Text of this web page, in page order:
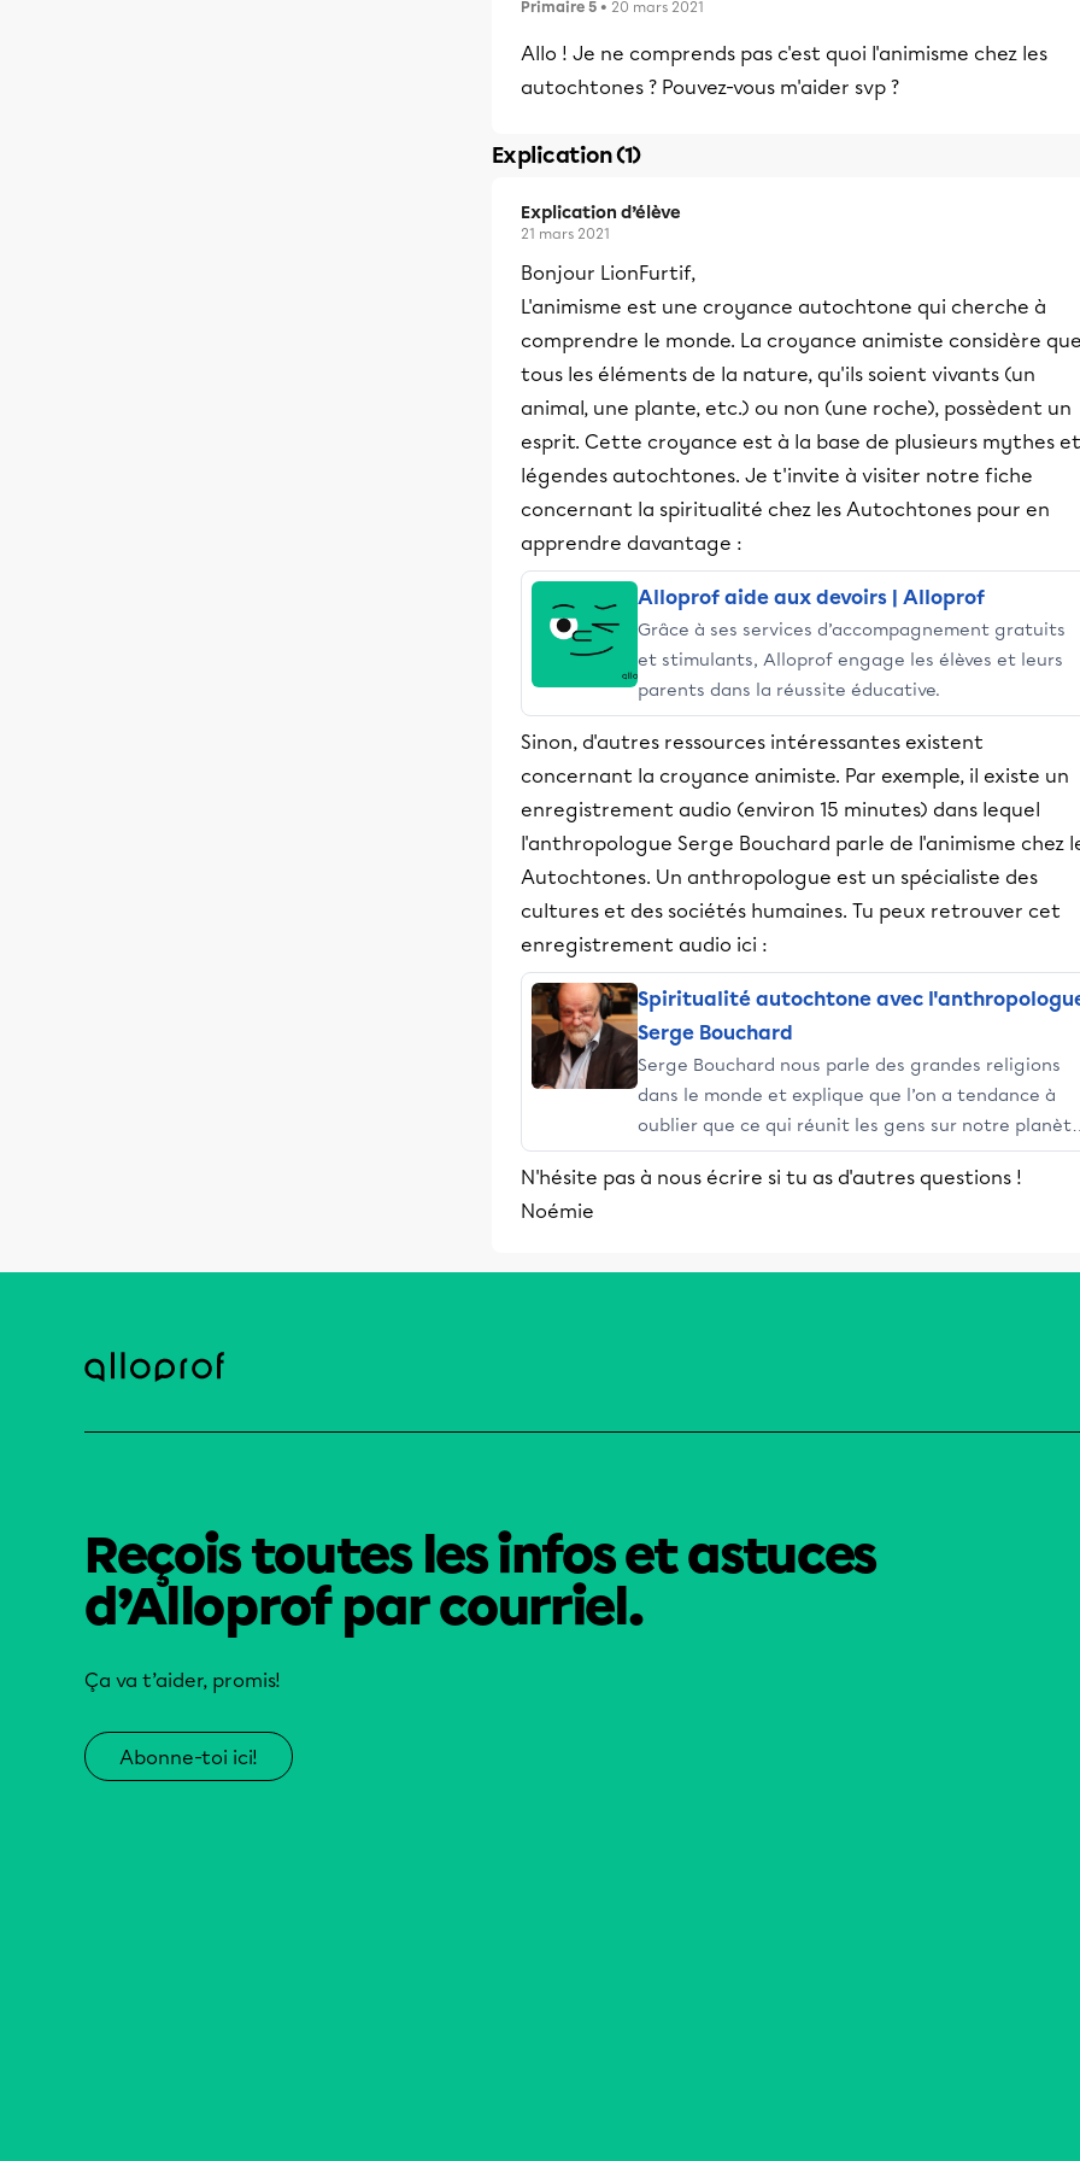
Primaire 5 • 20 mars 2021
Allo ! Je ne comprends pas c'est quoi l'animisme chez les
autochtones ? Pouvez-vous m'aider svp ?
Explication (1)
Explication d’élève
21 mars 2021
Bonjour LionFurtif,
L'animisme est une croyance autochtone qui cherche à
comprendre le monde. La croyance animiste considère
tous les éléments de la nature, qu'ils soient vivants (un
animal, une plante, etc.) ou non (une roche), possèdent un
esprit. Cette croyance est à la base de plusieurs mythes et
légendes autochtones. Je t'invite à visiter notre fiche
concernant la spiritualité chez les Autochtones pour en
apprendre davantage :
Alloprof aide aux devoirs | Alloprof
Grâce à ses services d’accompagnement gratuits
et stimulants, Alloprof engage les élèves et leurs
parents dans la réussite éducative.
Sinon, d'autres ressources intéressantes existent
concernant la croyance animiste. Par exemple, il existe un
enregistrement audio (environ 15 minutes) dans lequel
l'anthropologue Serge Bouchard parle de l'animisme chez
Autochtones. Un anthropologue est un spécialiste des
cultures et des sociétés humaines. Tu peux retrouver cet
enregistrement audio ici :
Spiritualité autochtone avec
Serge Bouchard
Serge Bouchard nous parle des grandes religions
dans le monde et explique que l’on a tendance à
oublier que ce qui réunit les gens sur notre
c’est l’animisme. L'animisme est la toute première
religion du monde pratiquée par les peuples
N'hésite pas à nous écrire si tu as d'autres questions !
Noémie
Reçois toutes les infos et astuces
d’Alloprof par courriel.
Ça va t’aider, promis!
Abonne-toi ici!